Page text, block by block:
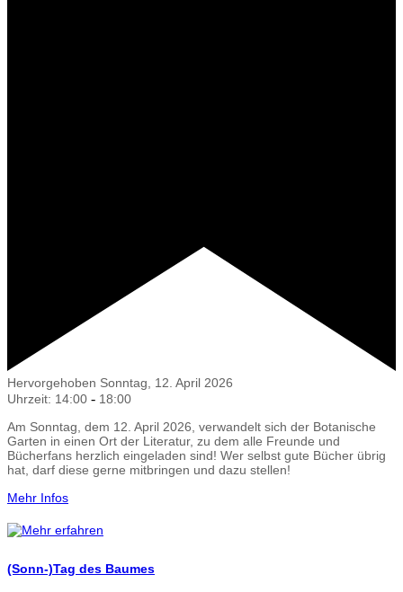
Hervorgehoben Sonntag, 12. April 2026
Uhrzeit: 14:00 - 18:00
Am Sonntag, dem 12. April 2026, verwandelt sich der Botanische
Garten in einen Ort der Literatur, zu dem alle Freunde und
Bücherfans herzlich eingeladen sind! Wer selbst gute Bücher übrig
hat, darf diese gerne mitbringen und dazu stellen!
Mehr Infos
(Sonn-)Tag des Baumes